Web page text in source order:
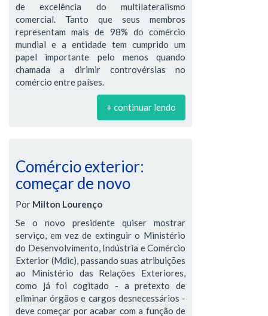
de excelência do multilateralismo
comercial. Tanto que seus membros
representam mais de 98% do comércio
mundial e a entidade tem cumprido um
papel importante pelo menos quando
chamada a dirimir controvérsias no
comércio entre países.
+ continuar lendo
Comércio exterior:
começar de novo
Por Milton Lourenço
Se o novo presidente quiser mostrar
serviço, em vez de extinguir o Ministério
do Desenvolvimento, Indústria e Comércio
Exterior (Mdic), passando suas atribuições
ao Ministério das Relações Exteriores,
como já foi cogitado - a pretexto de
eliminar órgãos e cargos desnecessários -
deve começar por acabar com a função de